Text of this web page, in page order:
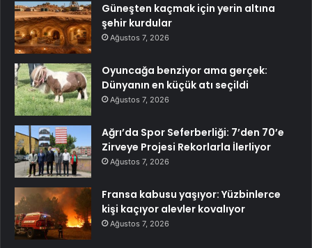
Güneşten kaçmak için yerin altına
şehir kurdular
Ağustos 7, 2026
Oyuncağa benziyor ama gerçek:
Dünyanın en küçük atı seçildi
Ağustos 7, 2026
Ağrı’da Spor Seferberliği: 7’den 70’e
Zirveye Projesi Rekorlarla İlerliyor
Ağustos 7, 2026
Fransa kabusu yaşıyor: Yüzbinlerce
kişi kaçıyor alevler kovalıyor
Ağustos 7, 2026